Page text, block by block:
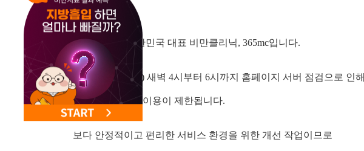
안녕하세요. 대한민국 대표 비만클리닉, 365mc입니다.
5월 17일(일요일) 새벽 4시부터 6시까지 홈페이지 서버 점검으로 인해
365mc 홈페이지 이용이 제한됩니다.
보다 안정적이고 편리한 서비스 환경을 위한 개선 작업이므로